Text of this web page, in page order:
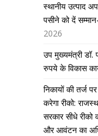
स्थानीय उत्पाद
पसीने को दें
2026
उप मुख्यमंत्री डॉ.
रुपये के विकास
निकायों की तर्ज
करेगा रीको:
सरकार सीधे रीको
और आवंटन का